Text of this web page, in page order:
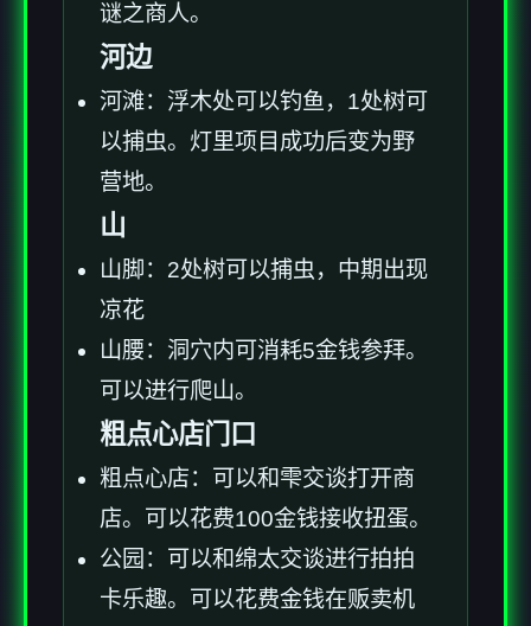
谜之商人。
河边
河滩：浮木处可以钓鱼，1处树可
以捕虫。灯里项目成功后变为野
营地。
山
山脚：2处树可以捕虫，中期出现
凉花
山腰：洞穴内可消耗5金钱参拜。
可以进行爬山。
粗点心店门口
粗点心店：可以和雫交谈打开商
店。可以花费100金钱接收扭蛋。
公园：可以和绵太交谈进行拍拍
卡乐趣。可以花费金钱在贩卖机